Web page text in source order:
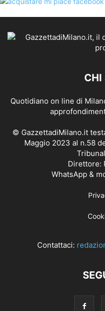
CHI
Quotidiano on line di
© GazzettadiMilano.it
Maggio 2023 al n.58
Direttore:
WhatsApp &
Contattaci: